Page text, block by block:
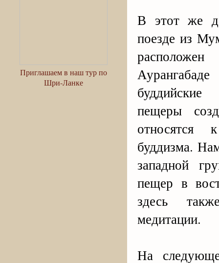
Приглашаем в наш тур по
Шри-Ланке
В этот же
поезде из
буддийские
пещеры
относятся
буддизма.
западной
пещер в
здесь
медитации.
На